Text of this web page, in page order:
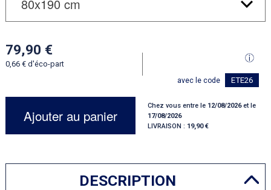
79,90
0,66d'éco-part
avec le code ETE26
Ajouter au panier
Chez vous entre le 12/08/2026et le
17/08/2026
LIVRAISON : 19,90
DESCRIPTION